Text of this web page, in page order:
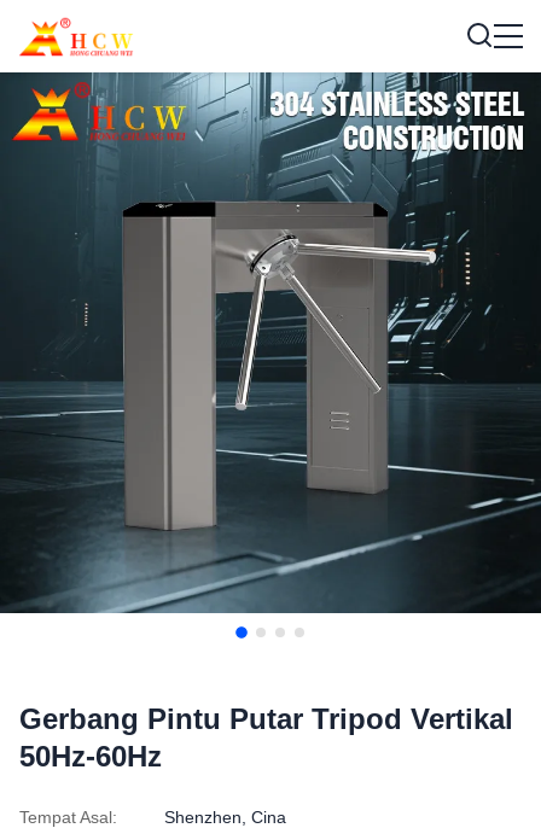
Gerbang Pintu Putar Tripod Vertikal
50Hz-60Hz
Tempat Asal: Shenzhen, Cina